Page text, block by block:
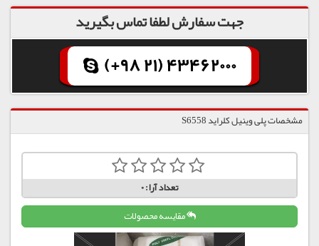
جهت سفارش لطفا تماس بگیرید
(+98 21) 43462000
مشخصات پلی وینیل کلراید S6558
تعداد آرا:0
مقایسه محصولات